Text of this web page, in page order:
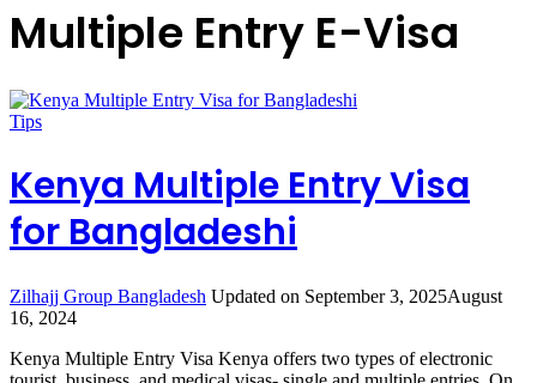
Multiple Entry E-Visa
Tips
Kenya Multiple Entry Visa
for Bangladeshi
Zilhajj Group Bangladesh Updated on September 3, 2025August
16, 2024
Kenya Multiple Entry Visa Kenya offers two types of electronic